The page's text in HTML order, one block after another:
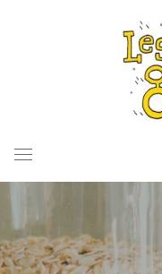
BASCULER